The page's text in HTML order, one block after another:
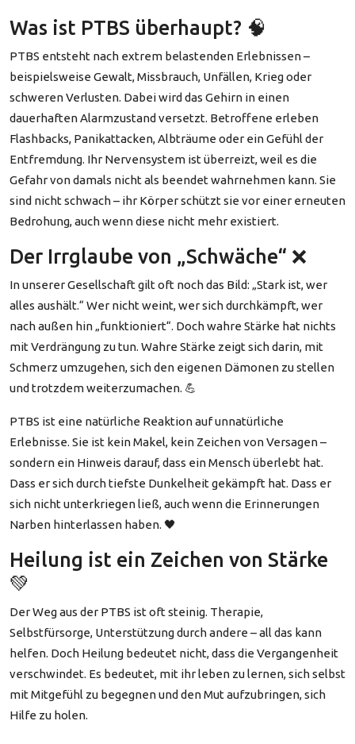
Was ist PTBS überhaupt? 🧠
PTBS entsteht nach extrem belastenden Erlebnissen –
beispielsweise Gewalt, Missbrauch, Unfällen, Krieg oder
schweren Verlusten. Dabei wird das Gehirn in einen
dauerhaften Alarmzustand versetzt. Betroffene erleben
Flashbacks, Panikattacken, Albträume oder ein Gefühl der
Entfremdung. Ihr Nervensystem ist überreizt, weil es die
Gefahr von damals nicht als beendet wahrnehmen kann. Sie
sind nicht schwach – ihr Körper schützt sie vor einer erneuten
Bedrohung, auch wenn diese nicht mehr existiert.
Der Irrglaube von „Schwäche“ ❌
In unserer Gesellschaft gilt oft noch das Bild: „Stark ist, wer
alles aushält.“ Wer nicht weint, wer sich durchkämpft, wer
nach außen hin „funktioniert“. Doch wahre Stärke hat nichts
mit Verdrängung zu tun. Wahre Stärke zeigt sich darin, mit
Schmerz umzugehen, sich den eigenen Dämonen zu stellen
und trotzdem weiterzumachen. 💪
PTBS ist eine natürliche Reaktion auf unnatürliche
Erlebnisse. Sie ist kein Makel, kein Zeichen von Versagen –
sondern ein Hinweis darauf, dass ein Mensch überlebt hat.
Dass er sich durch tiefste Dunkelheit gekämpft hat. Dass er
sich nicht unterkriegen ließ, auch wenn die Erinnerungen
Narben hinterlassen haben. 🖤
Heilung ist ein Zeichen von Stärke
💚
Der Weg aus der PTBS ist oft steinig. Therapie,
Selbstfürsorge, Unterstützung durch andere – all das kann
helfen. Doch Heilung bedeutet nicht, dass die Vergangenheit
verschwindet. Es bedeutet, mit ihr leben zu lernen, sich selbst
mit Mitgefühl zu begegnen und den Mut aufzubringen, sich
Hilfe zu holen.